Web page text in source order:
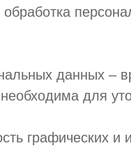
данных –
для
графических